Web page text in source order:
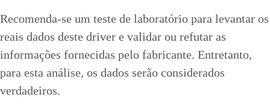
Recomenda-se um teste de laboratório para levantar os
reais dados deste driver e validar ou refutar as
informações fornecidas pelo fabricante. Entretanto,
para esta análise, os dados serão considerados
verdadeiros.